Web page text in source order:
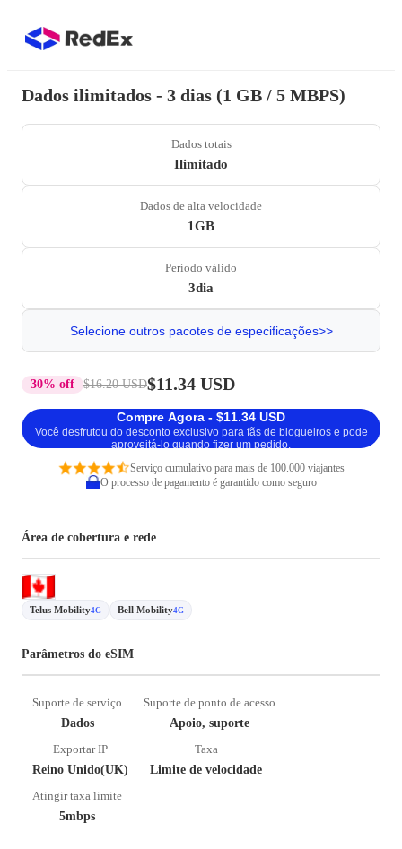
Dados ilimitados - 3 dias (1 GB / 5 MBPS)
Dados totais
Ilimitado
Dados de alta velocidade
1GB
Período válido
3dia
Selecione outros pacotes de especificações>>
30% off $16.20 USD$11.34 USD
Compre Agora - $11.34 USD
Você desfrutou do desconto exclusivo para fãs de blogueiros e pode
aproveitá-lo quando fizer um pedido.
Serviço cumulativo para mais de 100.000 viajantes
O processo de pagamento é garantido como seguro
Área de cobertura e rede
Telus Mobility4G Bell Mobility4G
Parâmetros do eSIM
Suporte de serviço
Dados
Suporte de ponto de acesso
Apoio, suporte
Exportar IP
Reino Unido(UK)
Taxa
Limite de velocidade
Atingir taxa limite
5mbps